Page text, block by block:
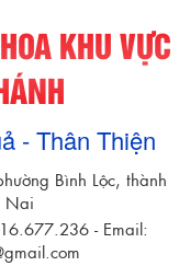
KHU VỰC
- Thân Thiện
Bình Lộc, thành
Nai
- Email: